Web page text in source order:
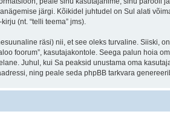
järgi. Kõikidel juhtudel on Sul alati
(nt. “telli teema” jms).
räsi) nii, et see oleks turvaline. Siiski,
foorum”, kasutajakontole. Seega palun hoia
Juhul, kui Sa peaksid unustama oma
ning peale seda phpBB tarkvara